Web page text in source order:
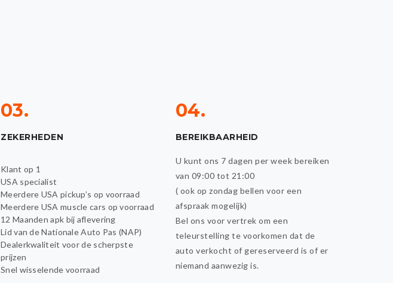
03.
ZEKERHEDEN
Klant op 1
USA specialist
Meerdere USA pickup’s op voorraad
Meerdere USA muscle cars op voorraad
12 Maanden apk bij aflevering
Lid van de Nationale Auto Pas (NAP)
Dealerkwaliteit voor de scherpste
prijzen
Snel wisselende voorraad
04.
BEREIKBAARHEID
U kunt ons 7 dagen per week bereiken
van 09:00 tot 21:00
( ook op zondag bellen voor een
afspraak mogelijk)
Bel ons voor vertrek om een
teleurstelling te voorkomen dat de
auto verkocht of gereserveerd is of er
niemand aanwezig is.